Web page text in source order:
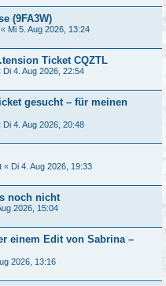
(9FA3W)
« Mi 5. Aug 2026, 13:24
Ticket CQZTL
Di 4. Aug 2026, 22:54
gesucht – für meinen
Di 4. Aug 2026, 20:48
« Di 4. Aug 2026, 19:33
noch nicht
2026, 15:04
einem Edit von Sabrina –
2026, 13:16